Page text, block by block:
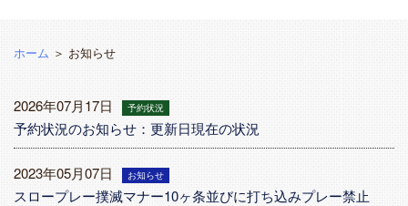
ホーム ＞ お知らせ
2026年07月17日 予約状況
予約状況のお知らせ：更新日現在の状況
2023年05月07日 お知らせ
スロープレー撲滅マナー10ヶ条並びに打ち込みプレー禁止